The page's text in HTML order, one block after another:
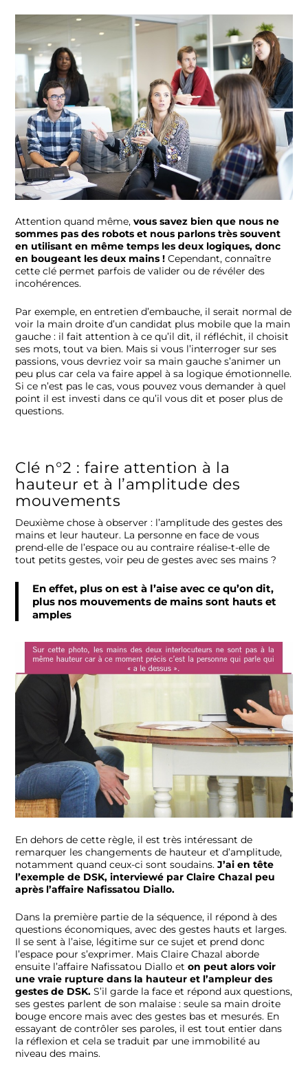
Attention quand même,vous savez bien que nous ne
sommes pas des robots et nous parlons très souvent
en utilisant en même temps les deux logiques, donc
en bougeant les deux mains ! Cependant, connaître
cette clé permet parfois de valider ou de révéler des
incohérences.
Par exemple, en entretien d’embauche, il serait normal de
voir la main droite d’un candidat plus mobile que la main
gauche : il fait attention à ce qu’il dit, il réfléchit, il choisit
ses mots, tout va bien. Mais si vous l’interroger sur ses
passions, vous devriez voir sa main gauche s’animer un
peu plus car cela va faire appel à sa logique émotionnelle.
Si ce n’est pas le cas, vous pouvez vous demander à quel
point il est investi dans ce qu’il vous dit et poser plus de
questions.
Clé n°2 : faire attention à la
hauteur et à l’amplitude des
mouvements
Deuxième chose à observer : l’amplitude des gestes des
mains et leur hauteur. La personne en face de vous
prend-elle de l’espace ou au contraire réalise-t-elle de
tout petits gestes, voir peu de gestes avec ses mains ?
En effet, plus on est à l’aise avec ce qu’on dit,
plus nos mouvements de mains sont hauts et
amples
En dehors de cette règle, il est très intéressant de
remarquer les changements de hauteur et d’amplitude,
notamment quand ceux-ci sont soudains.J’ai en tête
l’exemple de DSK, interviewé par Claire Chazal peu
après l’affaire Nafissatou Diallo.
Dans la première partie de la séquence, il répond à des
questions économiques, avec des gestes hauts et larges.
Il se sent à l’aise, légitime sur ce sujet et prend donc
l’espace pour s’exprimer. Mais Claire Chazal aborde
ensuite l’affaire Nafissatou Diallo eton peut alors voir
une vraie rupture dans la hauteur et l’ampleur des
gestes de DSK. S’il garde la face et répond aux questions,
ses gestes parlent de son malaise : seule sa main droite
bouge encore mais avec des gestes bas et mesurés. En
essayant de contrôler ses paroles, il est tout entier dans
la réflexion et cela se traduit par une immobilité au
niveau des mains.